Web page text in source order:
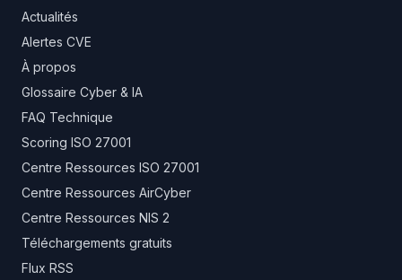
Actualités
Alertes CVE
À propos
Glossaire Cyber & IA
FAQ Technique
Scoring ISO 27001
Centre Ressources ISO 27001
Centre Ressources AirCyber
Centre Ressources NIS 2
Téléchargements gratuits
Flux RSS